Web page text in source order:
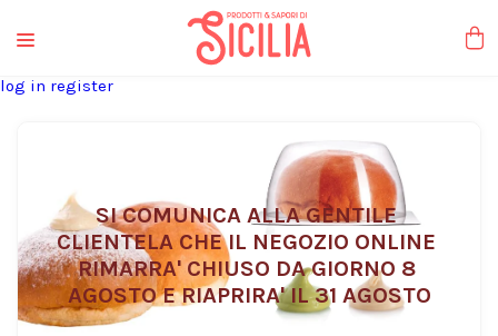
liquori tipici
log in register
SI COMUNICA ALLA GENTILE
CLIENTELA CHE IL NEGOZIO ONLINE
RIMARRA' CHIUSO DA GIORNO 8
AGOSTO E RIAPRIRA' IL 31 AGOSTO